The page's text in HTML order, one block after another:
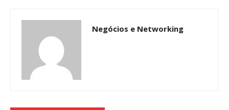
Negócios e Networking